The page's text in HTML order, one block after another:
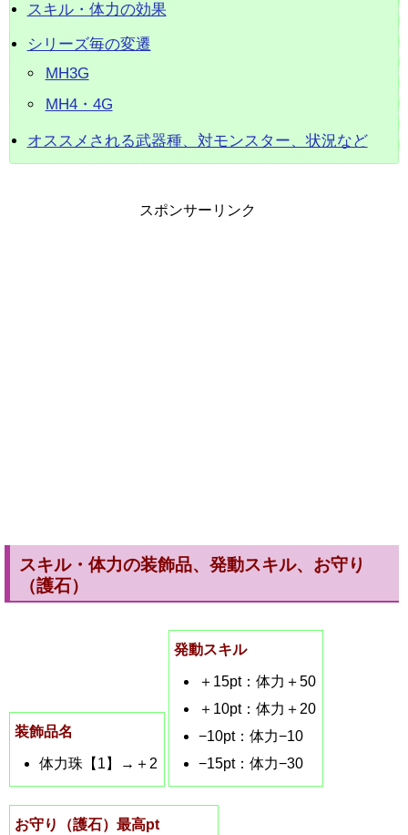
スキル・体力の効果
シリーズ毎の変遷
MH3G
MH4・4G
オススメされる武器種、対モンスター、状況など
スポンサーリンク
スキル・体力の装飾品、発動スキル、お守り
（護石）
装飾品名
体力珠【1】→＋2
発動スキル
＋15pt：体力＋50
＋10pt：体力＋20
−10pt：体力−10
−15pt：体力−30
お守り（護石）最高pt